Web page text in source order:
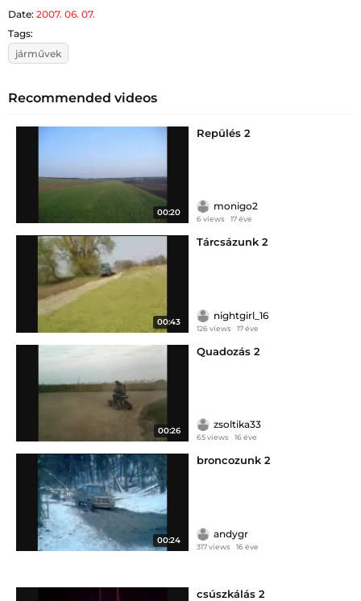
Date: 2007. 06. 07.
Tags:
járművek
Recommended videos
00:20
Repülés 2
monigo2
6 views 17 éve
00:43
Tárcsázunk 2
nightgirl_16
126 views 17 éve
00:26
Quadozás 2
zsoltika33
65 views 16 éve
00:24
broncozunk 2
andygr
317 views 16 éve
csúszkálás 2